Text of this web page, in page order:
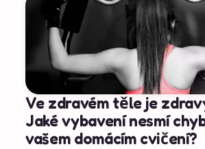
Ve zdravém těle je
Jaké vybavení nesmí
vašem domácím cvičení?